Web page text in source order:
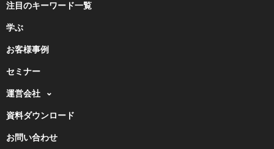
注目のキーワード一覧
学ぶ
お客様事例
セミナー
運営会社
資料ダウンロード
お問い合わせ